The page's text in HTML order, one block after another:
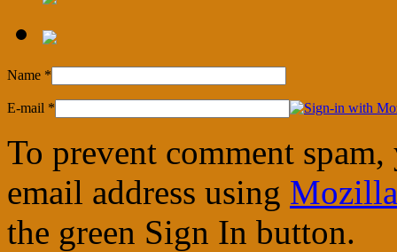
Name *
E-mail *
To prevent comment
email address using
the green Sign In button.